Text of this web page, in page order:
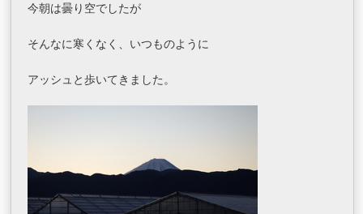
今朝は曇り空でしたが
そんなに寒くなく、いつものように
アッシュと歩いてきました。